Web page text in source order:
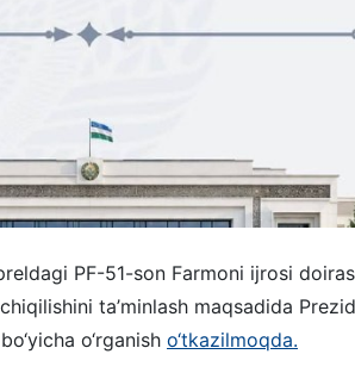
PF-51-son Farmoni ijrosi
ta’minlash maqsadida
o‘rganish o‘tkazilmoqda.